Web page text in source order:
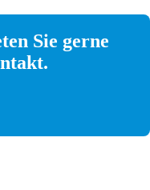
Sie gerne